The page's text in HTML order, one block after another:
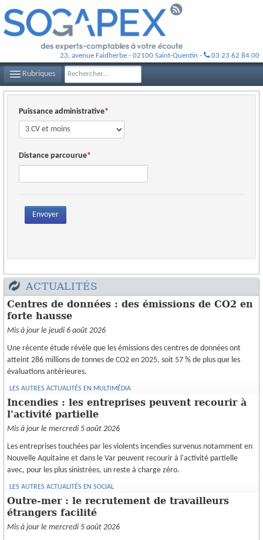
23, avenue Faidherbe - 02100 Saint-Quentin - 03 23 62 84 00
Rubriques
VOS EXPERTS-COMPTABLES
NOS MISSIONS
FILS D'ACTUALITÉS
ECHANGES SÉCURISÉS
AFFAIRES À REPRENDRE
ACHAT/CESSION
INFOS
Puissance administrative
Distance parcourue
Envoyer
ACTUALITÉS
Centres de données : des émissions de CO2 en
forte hausse
Mis à jour le jeudi 6 août 2026
Une récente étude révèle que les émissions des centres de données ont
atteint 286 millions de tonnes de CO2 en 2025, soit 57 % de plus que les
évaluations antérieures.
LES AUTRES ACTUALITÉS EN MULTIMÉDIA
Incendies : les entreprises peuvent recourir à
l'activité partielle
Mis à jour le mercredi 5 août 2026
Les entreprises touchées par les violents incendies survenus notamment en
Nouvelle Aquitaine et dans le Var peuvent recourir à l'activité partielle
avec, pour les plus sinistrées, un reste à charge zéro.
LES AUTRES ACTUALITÉS EN SOCIAL
Outre-mer : le recrutement de travailleurs
étrangers facilité
Mis à jour le mercredi 5 août 2026